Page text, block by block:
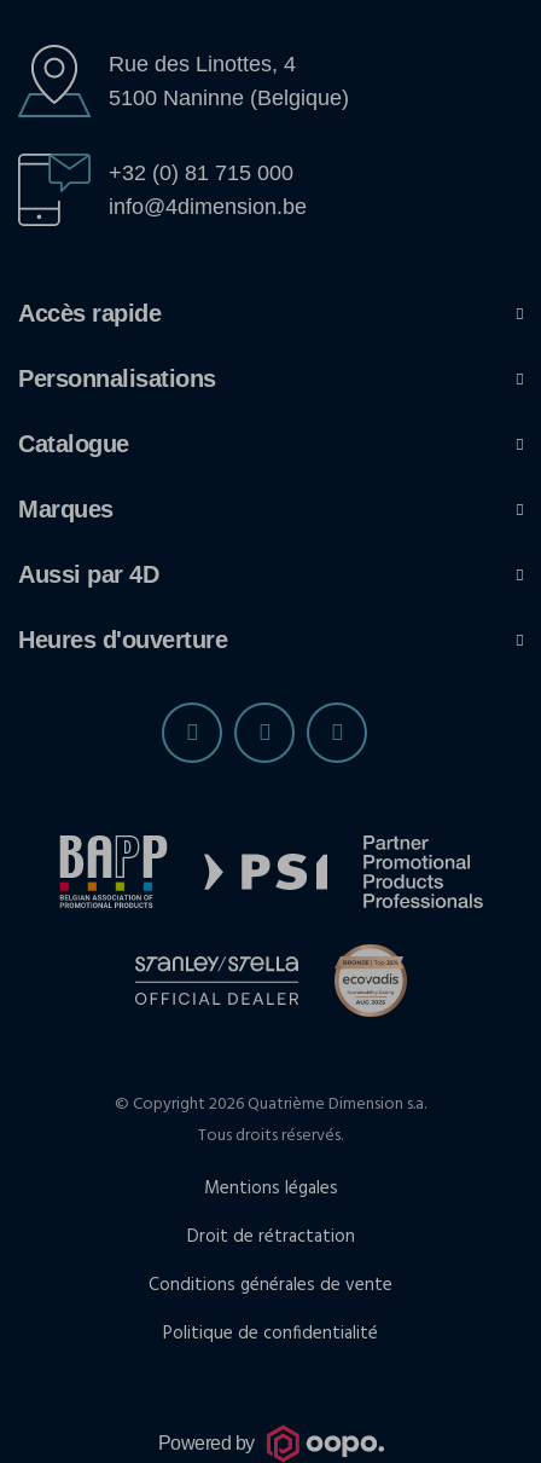
Rue des Linottes, 4
5100 Naninne (Belgique)
+32 (0) 81 715 000
info@4dimension.be
Accès rapide
Personnalisations
Catalogue
Marques
Aussi par 4D
Heures d'ouverture
© Copyright 2026 Quatrième Dimension s.a.
Tous droits réservés.
Mentions légales
Droit de rétractation
Conditions générales de vente
Politique de confidentialité
Powered by